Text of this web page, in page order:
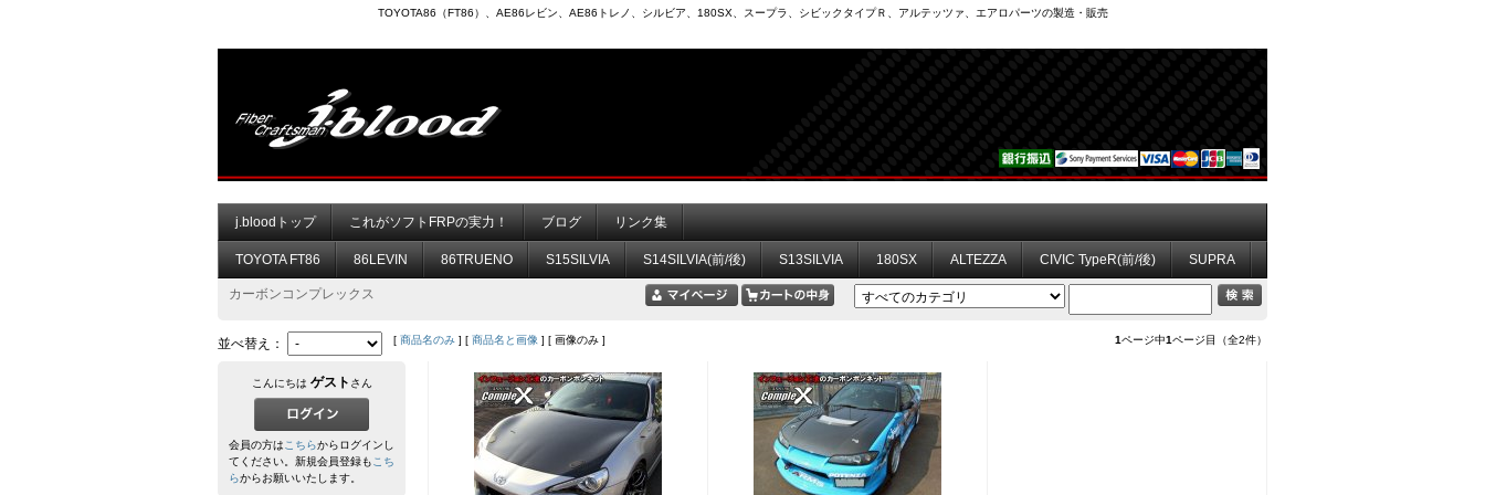
TOYOTA86（FT86）、AE86レビン、AE86トレノ、シルビア、180SX、スープラ、シビックタイプＲ、アルテッツァ、エアロパーツの製造・販売
j.bloodトップ これがソフトFRPの実力！ ブログ リンク集
TOYOTA FT86 86LEVIN 86TRUENO S15SILVIA S14SILVIA(前/後) S13SILVIA 180SX ALTEZZA CIVIC TypeR(前/後) SUPRA
カーボンコンプレックス
並べ替え： [ 商品名のみ ] [ 商品名と画像 ] [ 画像のみ ] 1ページ中1ページ目（全2件）
こんにちは ゲスト さん
会員の方はこちらからログインし
てください。新規会員登録もこち
らからお願いいたします。